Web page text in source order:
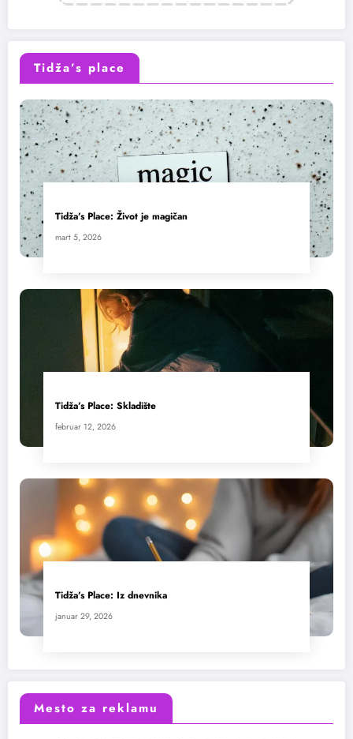
Tidža’s place
Tidža’s Place: Život je magičan
mart 5, 2026
Tidža’s Place: Skladište
februar 12, 2026
Tidža’s Place: Iz dnevnika
januar 29, 2026
Mesto za reklamu